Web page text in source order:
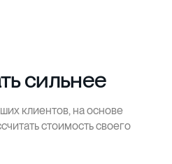
сильнее
клиентов, на основе
стоимость своего